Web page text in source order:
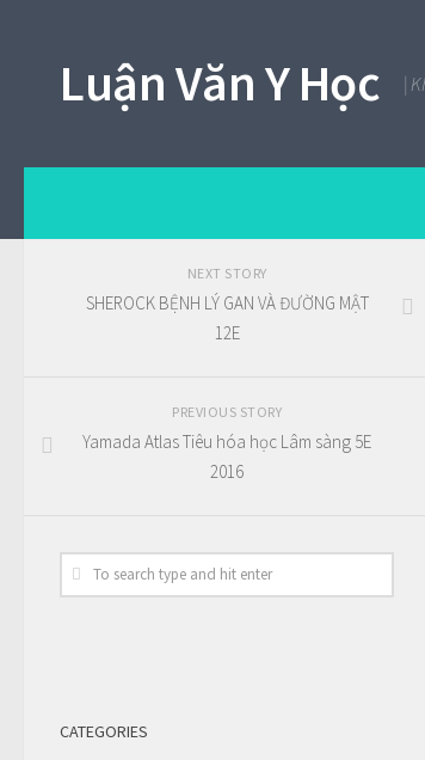
Luận Văn Y Học |
NEXT STORY
SHEROCK BỆNH LÝ GAN VÀ ĐƯỜNG MẬT
12E
PREVIOUS STORY
Yamada Atlas Tiêu hóa học Lâm sàng 5E
2016
CATEGORIES